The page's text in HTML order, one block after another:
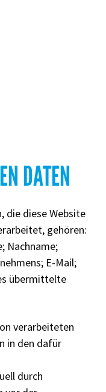
DATEN
die diese Website
gehören:
Nachname;
E-Mail;
übermittelte
verarbeiteten
in den dafür
durch